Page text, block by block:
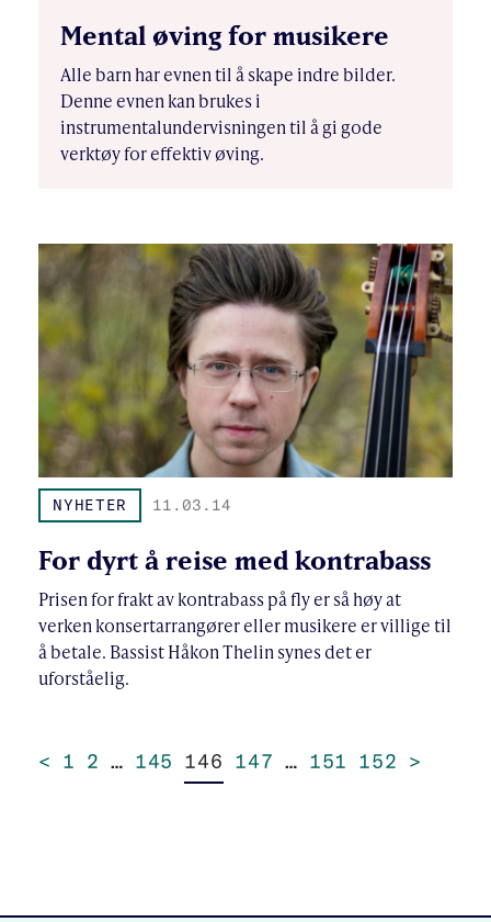
Mental øving for musikere
Alle barn har evnen til å skape indre bilder.
Denne evnen kan brukes i
instrumentalundervisningen til å gi gode
verktøy for effektiv øving.
NYHETER 11.03.14
For dyrt å reise med kontrabass
Prisen for frakt av kontrabass på fly er så høy at
verken konsertarrangører eller musikere er villige til
å betale. Bassist Håkon Thelin synes det er
uforståelig.
< 1 2 … 145 146 147 … 151 152 >